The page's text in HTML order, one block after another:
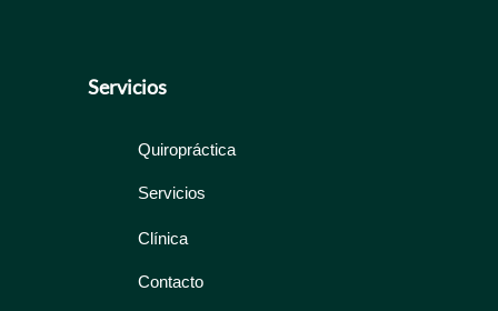
Servicios
Quiropráctica
Servicios
Clínica
Contacto